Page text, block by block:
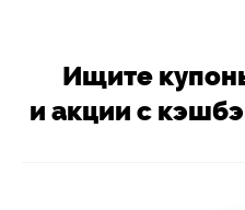
Ищите
и акции с